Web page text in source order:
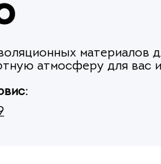
материалов
атмосферу для вас